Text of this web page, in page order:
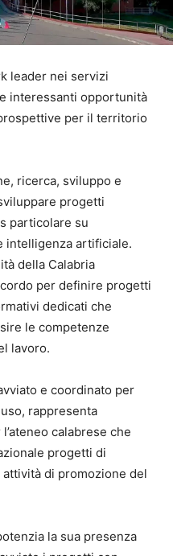
leader nei servizi
interessanti opportunità
per il territorio
ricerca, sviluppo e
progetti
particolare su
intelligenza artificiale.
della Calabria
per definire progetti
dedicati che
le competenze
lavoro.
e coordinato per
rappresenta
calabrese che
progetti di
di promozione del
la sua presenza